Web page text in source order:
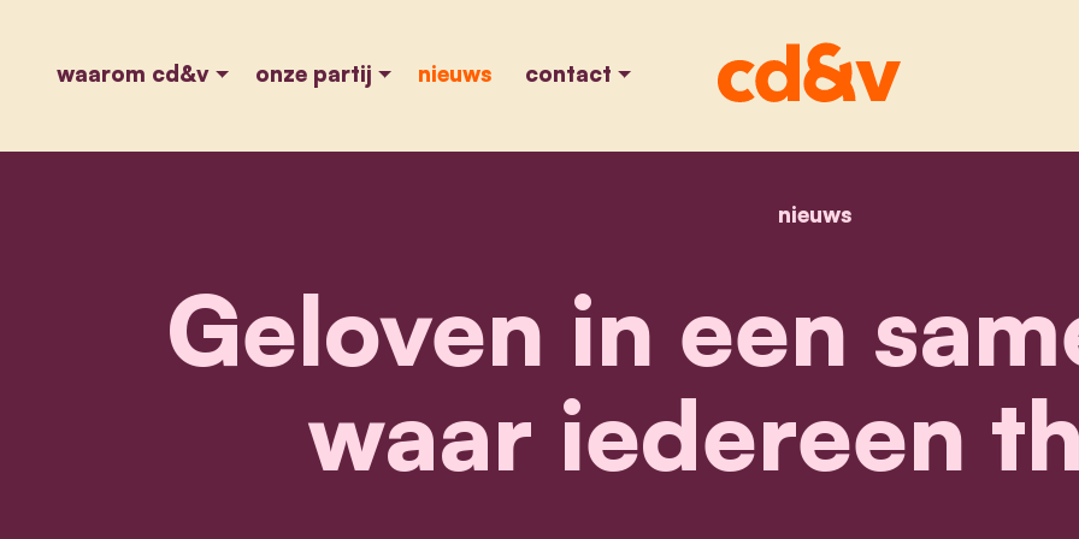
waarom cd&v onze partij nieuws contact
home
nieuwsgeloven in een
Geloven in een
waar iedereen